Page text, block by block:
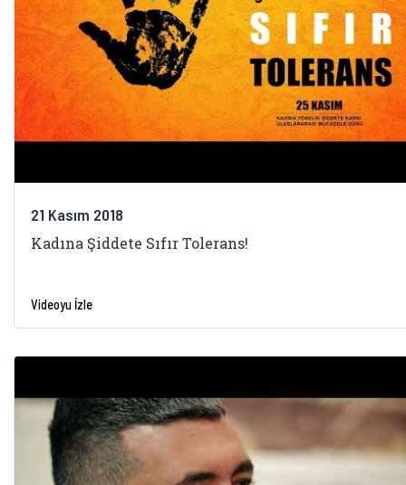
21 Kasım 2018
Kadına Şiddete Sıfır Tolerans!
Videoyu İzle